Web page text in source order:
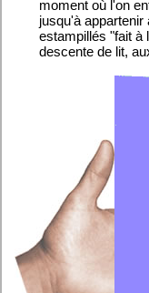
moment où l'on
jusqu'à
estampillés "fait à
descente de lit,